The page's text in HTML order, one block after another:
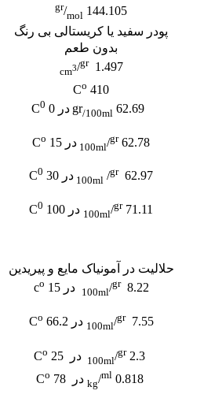
144.105
gr/mol
پودر سفید یا کریستالی بی رنگ
بدون طعم
1.497
cm3/gr
410 C
o
/100ml در 0 C 0
62.78
100ml/gr در 15 C o
62.97
100ml /gr در 30 C 0
71.11
100ml/gr در 100 C 0
حلالیت در آمونیاک مایع و پیریدین
8.22
100ml/gr در 15 c o
7.55
100ml/gr در 66.2 C o
100ml/gr در 25 C o
0.818
kg/ml در C o 78